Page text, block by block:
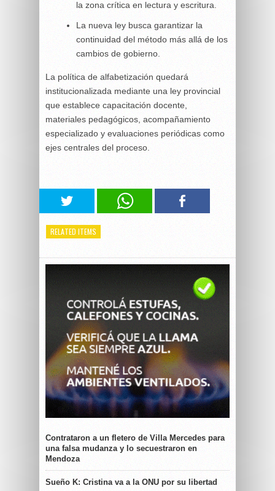
la zona crítica en lectura y escritura.
La nueva ley busca garantizar la
continuidad del método más allá de los
cambios de gobierno.
La política de alfabetización quedará
institucionalizada mediante una ley provincial
que establece capacitación docente,
materiales pedagógicos, acompañamiento
especializado y evaluaciones periódicas como
ejes centrales del proceso.
RELATED ITEMS
Contrataron a un fletero de Villa Mercedes para
una falsa mudanza y lo secuestraron en
Mendoza
Sueño K: Cristina va a la ONU por su libertad